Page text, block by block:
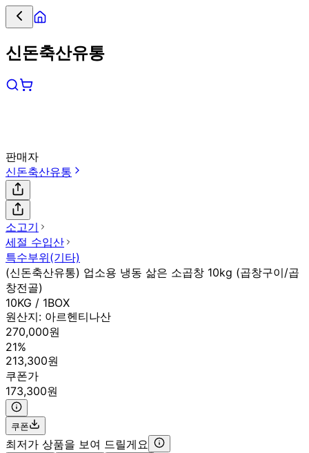
신돈축산유통
판매자
신돈축산유통
소고기
세절 수입산
특수부위(기타)
(신돈축산유통) 업소용 냉동 삶은 소곱창 10kg (곱창구이/곱
창전골)
10KG / 1BOX
원산지: 아르헨티나산
270,000원
21%
213,300원
쿠폰가
173,300원
쿠폰
최저가 상품을 보여 드릴게요